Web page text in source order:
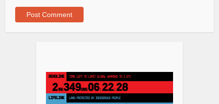
DEADLINE TIME LEFT TO LIMIT GLOBAL WARMING TO 1.5°C
2YRS 349DAYS 06: 22: 27
LIFELINE LAND PROTECTED BY INDIGENOUS PEOPLE